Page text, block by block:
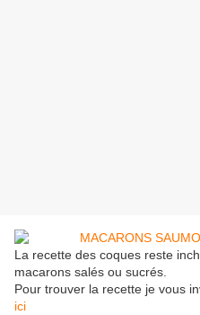
La recette des coques reste
macarons salés ou sucrés.
Pour trouver la recette je vous
ici